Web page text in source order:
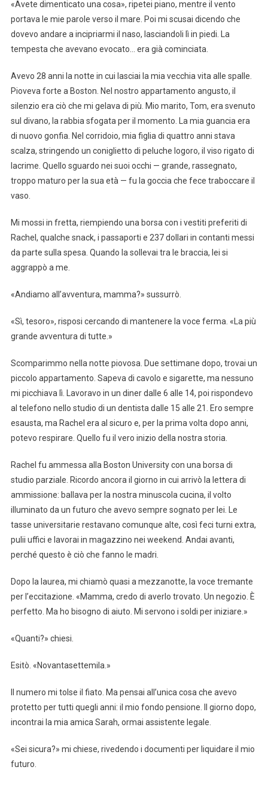
«Avete dimenticato una cosa», ripetei piano, mentre il vento
portava le mie parole verso il mare. Poi mi scusai dicendo che
dovevo andare a incipriarmi il naso, lasciandoli lì in piedi. La
tempesta che avevano evocato… era già cominciata.
Avevo 28 anni la notte in cui lasciai la mia vecchia vita alle spalle.
Pioveva forte a Boston. Nel nostro appartamento angusto, il
silenzio era ciò che mi gelava di più. Mio marito, Tom, era svenuto
sul divano, la rabbia sfogata per il momento. La mia guancia era
di nuovo gonfia. Nel corridoio, mia figlia di quattro anni stava
scalza, stringendo un coniglietto di peluche logoro, il viso rigato di
lacrime. Quello sguardo nei suoi occhi — grande, rassegnato,
troppo maturo per la sua età — fu la goccia che fece traboccare il
vaso.
Mi mossi in fretta, riempiendo una borsa con i vestiti preferiti di
Rachel, qualche snack, i passaporti e 237 dollari in contanti messi
da parte sulla spesa. Quando la sollevai tra le braccia, lei si
aggrappò a me.
«Andiamo all’avventura, mamma?» sussurrò.
«Sì, tesoro», risposi cercando di mantenere la voce ferma. «La più
grande avventura di tutte.»
Scomparimmo nella notte piovosa. Due settimane dopo, trovai un
piccolo appartamento. Sapeva di cavolo e sigarette, ma nessuno
mi picchiava lì. Lavoravo in un diner dalle 6 alle 14, poi rispondevo
al telefono nello studio di un dentista dalle 15 alle 21. Ero sempre
esausta, ma Rachel era al sicuro e, per la prima volta dopo anni,
potevo respirare. Quello fu il vero inizio della nostra storia.
Rachel fu ammessa alla Boston University con una borsa di
studio parziale. Ricordo ancora il giorno in cui arrivò la lettera di
ammissione: ballava per la nostra minuscola cucina, il volto
illuminato da un futuro che avevo sempre sognato per lei. Le
tasse universitarie restavano comunque alte, così feci turni extra,
pulii uffici e lavorai in magazzino nei weekend. Andai avanti,
perché questo è ciò che fanno le madri.
Dopo la laurea, mi chiamò quasi a mezzanotte, la voce tremante
per l’eccitazione. «Mamma, credo di averlo trovato. Un negozio. È
perfetto. Ma ho bisogno di aiuto. Mi servono i soldi per iniziare.»
«Quanti?» chiesi.
Esitò. «Novantasettemila.»
Il numero mi tolse il fiato. Ma pensai all’unica cosa che avevo
protetto per tutti quegli anni: il mio fondo pensione. Il giorno dopo,
incontrai la mia amica Sarah, ormai assistente legale.
«Sei sicura?» mi chiese, rivedendo i documenti per liquidare il mio
futuro.